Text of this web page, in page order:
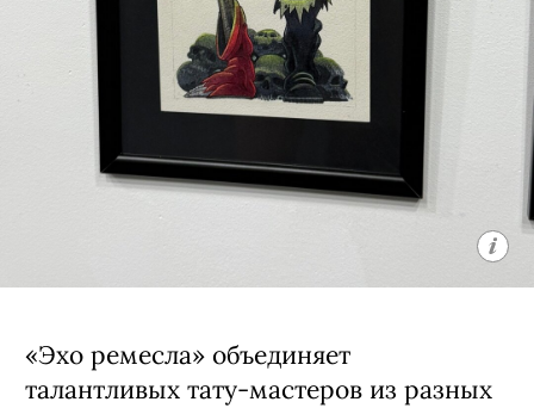
Работы, созданные специально для
выставки, не являются татуировками,
но сохраняют их энергию и эстетику,
что позволяет расширить границы
восприятия татуировки как